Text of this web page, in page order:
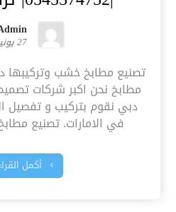
27 يونيو، 2024
مطابخ نحن اكبر شركات
دبي نقوم بتركيب و تفصيل
في الامارات. تصنيع
أكمل